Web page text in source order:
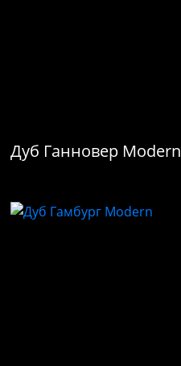
Дуб Ганновер Modern